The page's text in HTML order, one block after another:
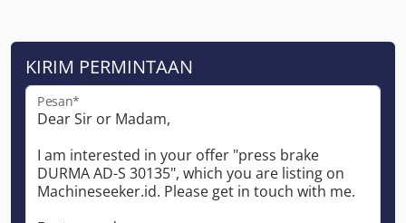
KIRIM PERMINTAAN
Pesan*